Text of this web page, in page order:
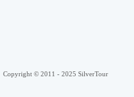
Copyright © 2011 - 2025 SilverTour